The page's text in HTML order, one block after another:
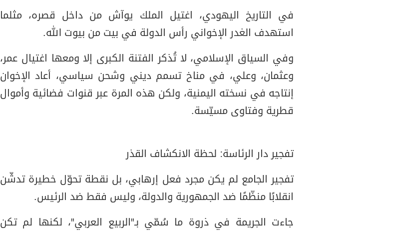
في التاريخ اليهودي، اغتيل الملك يوآش من داخل قصره، مثلما
استهدف الغدر الإخواني رأس الدولة في بيت من بيوت الله.
وفي السياق الإسلامي، لا تُذكر الفتنة الكبرى إلا ومعها اغتيال عمر،
وعثمان، وعلي، في مناخ تسمم ديني وشحن سياسي، أعاد الإخوان
إنتاجه في نسخته اليمنية، ولكن هذه المرة عبر قنوات فضائية وأموال
قطرية وفتاوى مسيّسة.
تفجير دار الرئاسة: لحظة الانكشاف القذر
تفجير الجامع لم يكن مجرد فعل إرهابي، بل نقطة تحوّل خطيرة تدشّن
انقلابًا منظّمًا ضد الجمهورية والدولة، وليس فقط ضد الرئيس.
جاءت الجريمة في ذروة ما سُمّي بـ"الربيع العربي"، لكنها لم تكن